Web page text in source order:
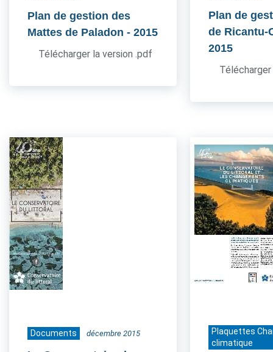
Plan de gestion des
Mattes de Paladon - 2015
Télécharger la version .pdf
Plan de
de Ricantu-
2015
Documents décembre 2015
Plaquettes
climatique